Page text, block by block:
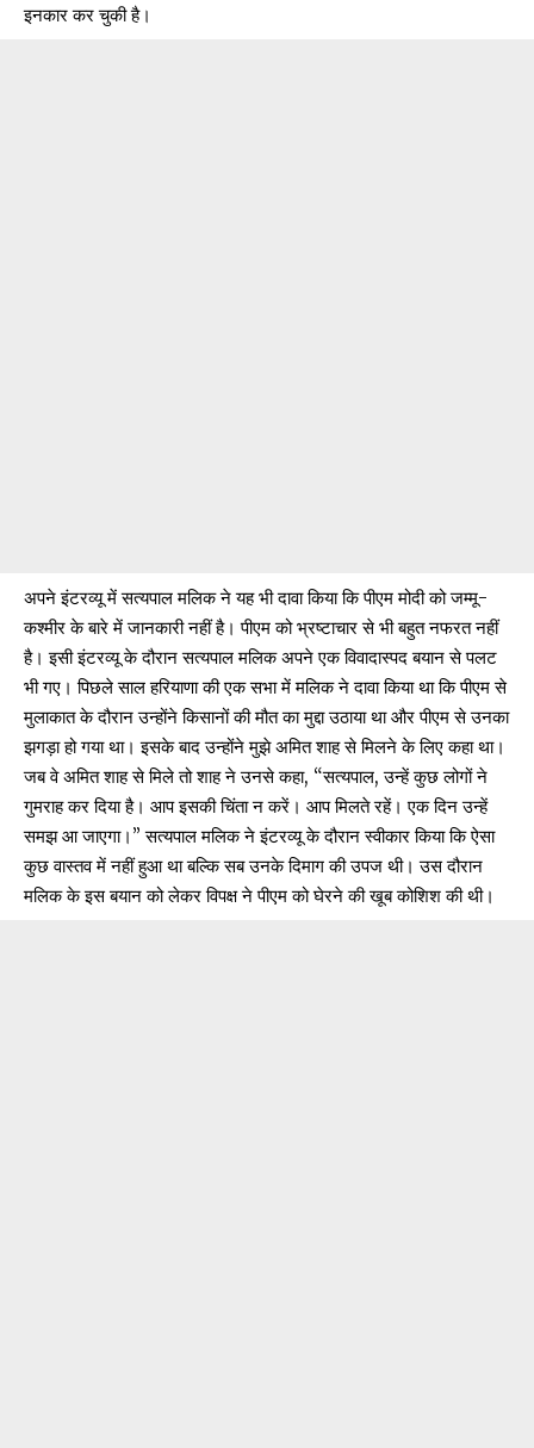
इनकार कर चुकी है।
अपने इंटरव्यू में सत्यपाल मलिक ने यह भी दावा किया कि पीएम मोदी को जम्मू-
कश्मीर के बारे में जानकारी नहीं है। पीएम को भ्रष्टाचार से भी बहुत नफरत नहीं
है। इसी इंटरव्यू के दौरान सत्यपाल मलिक अपने एक विवादास्पद बयान से पलट
भी गए। पिछले साल हरियाणा की एक सभा में मलिक ने दावा किया था कि पीएम से
मुलाकात के दौरान उन्होंने किसानों की मौत का मुद्दा उठाया था और पीएम से उनका
झगड़ा हो गया था। इसके बाद उन्होंने मुझे अमित शाह से मिलने के लिए कहा था।
जब वे अमित शाह से मिले तो शाह ने उनसे कहा, “सत्यपाल, उन्हें कुछ लोगों ने
गुमराह कर दिया है। आप इसकी चिंता न करें। आप मिलते रहें। एक दिन उन्हें
समझ आ जाएगा।” सत्यपाल मलिक ने इंटरव्यू के दौरान स्वीकार किया कि ऐसा
कुछ वास्तव में नहीं हुआ था बल्कि सब उनके दिमाग की उपज थी। उस दौरान
मलिक के इस बयान को लेकर विपक्ष ने पीएम को घेरने की खूब कोशिश की थी।